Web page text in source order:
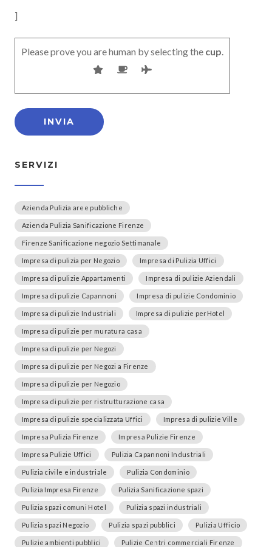
]
Please prove you are human by selecting the cup
SERVIZI
Azienda Pulizia aree pubbliche
Azienda Pulizia Sanificazione Firenze
Firenze Sanificazione negozio Settimanale
Impresa di pulizia per Negozio Impresa di Pulizia Uffici
Impresa di pulizie Appartamenti Impresa di pulizie Aziendali
Impresa di pulizie Capannoni Impresa di pulizie Condominio
Impresa di pulizie Industriali Impresa di pulizie perHotel
Impresa di pulizie per muratura casa
Impresa di pulizie per Negozi
Impresa di pulizie per Negozi a Firenze
Impresa di pulizie per Negozio
Impresa di pulizie per ristrutturazione casa
Impresa di pulizie specializzata Uffici Impresa di pulizie Ville
Impresa Pulizia Firenze Impresa Pulizie Firenze
Impresa Pulizie Uffici Pulizia Capannoni Industriali
Pulizia civile e industriale Pulizia Condominio
Pulizia Impresa Firenze Pulizia Sanificazione spazi
Pulizia spazi comuni Hotel Pulizia spazi industriali
Pulizia spazi Negozio Pulizia spazi pubblici Pulizia Ufficio
Pulizie ambienti pubblici Pulizie Centri commerciali Firenze